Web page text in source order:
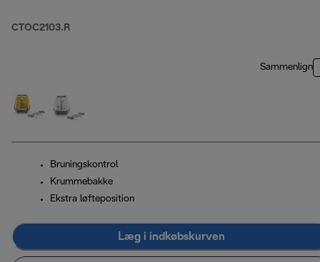
CTOC2103.R
Sammenlign
Bruningskontrol
Krummebakke
Ekstra løfteposition
Læg i indkøbskurven